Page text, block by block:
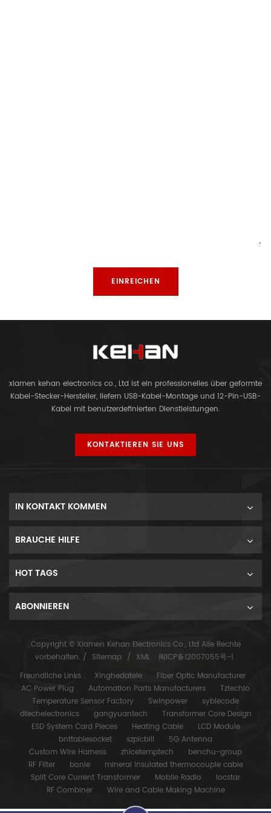
xiamen kehan electronics co., Ltd ist ein professionelles über geformte
Kabel-Stecker-Hersteller, liefern USB-Kabel-Montage und 12-Pin-USB-
Kabel mit benutzerdefinierten Dienstleistungen.
KONTAKTIEREN SIE UNS
IN KONTAKT KOMMEN
BRAUCHE HILFE
HOT TAGS
ABONNIEREN
Copyright © Xiamen Kehan Electronics Co., Ltd Alle Rechte
vorbehalten. / Sitemap / XML
闽ICP备12007055号-1
Freundliche Links :
Xinghedatele
Fiber Optic Manufacturer
AC Power Plug
Automation Parts Manufacturers
Tztechio
Temperature Sensor Factory
Swinpower
syblecode
dtechelectronics
gangyuantech
Transformer Core Design
ESD System Card Pieces
Heating Cable
LCD Module
bnttablesocket
szpicbill
5G Antenna
Custom Wire Harness
zhicetemptech
benchu-group
RF Filter
bonle
mineral insulated thermocouple cable
Split Core Current Transformer
Mobile Radio
locstar
RF Combiner
Wire and Cable Making Machine